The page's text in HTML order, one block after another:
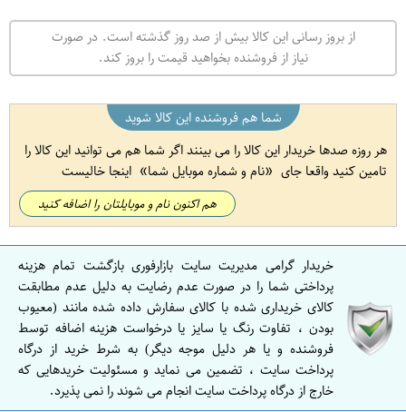
از بروز رسانی این کالا بیش از صد روز گذشته است. در صورت
نیاز از فروشنده بخواهید قیمت را بروز کند.
شما هم فروشنده این کالا شوید
هر روزه صدها خریدار این کالا را می بینند اگر شما هم می توانید این کالا را
تامین کنید واقعا جای
نام و شماره موبایل شما اینجا خالیست
هم اکنون نام و موبایلتان را اضافه کنید
خریدار گرامی مدیریت سایت بازارفوری بازگشت تمام هزینه
پرداختی شما را در صورت عدم رضایت به دلیل عدم مطابقت
کالای خریداری شده با کالای سفارش داده شده مانند (معیوب
بودن ، تفاوت رنگ یا سایز یا درخواست هزینه اضافه توسط
فروشنده و یا هر دلیل موجه دیگر) به شرط خرید از درگاه
پرداخت سایت ، تضمین می نماید و مسئولیت خریدهایی که
خارج از درگاه پرداخت سایت انجام می شوند را نمی پذیرد.